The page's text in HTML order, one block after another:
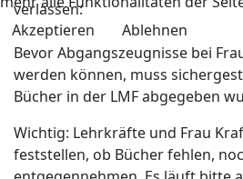
verlassen:
Bevor Abgangszeugnisse bei
werden können, muss
Bücher in der LMF abgegeben
Wichtig: Lehrkräfte und Frau
feststellen, ob Bücher fehlen,
Akzeptieren
Ablehnen